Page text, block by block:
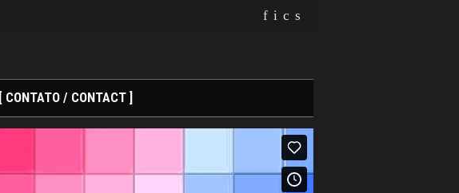
f i c s
[ CONTATO / CONTACT ]